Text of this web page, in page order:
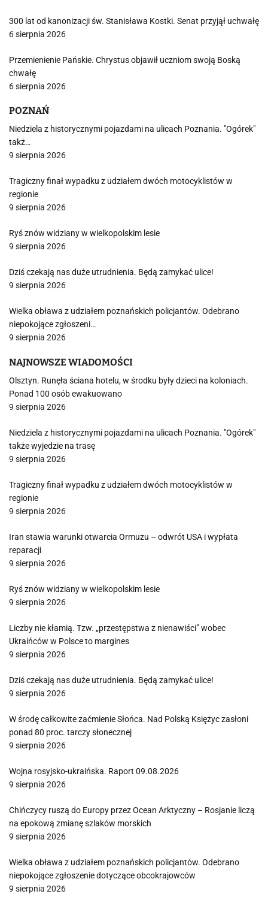
300 lat od kanonizacji św. Stanisława Kostki. Senat przyjął uchwałę
6 sierpnia 2026
Przemienienie Pańskie. Chrystus objawił uczniom swoją Boską
chwałę
6 sierpnia 2026
POZNAŃ
Niedziela z historycznymi pojazdami na ulicach Poznania. "Ogórek"
takż…
9 sierpnia 2026
Tragiczny finał wypadku z udziałem dwóch motocyklistów w
regionie
9 sierpnia 2026
Ryś znów widziany w wielkopolskim lesie
9 sierpnia 2026
Dziś czekają nas duże utrudnienia. Będą zamykać ulice!
9 sierpnia 2026
Wielka obława z udziałem poznańskich policjantów. Odebrano
niepokojące zgłoszeni…
9 sierpnia 2026
NAJNOWSZE WIADOMOŚCI
Olsztyn. Runęła ściana hotelu, w środku były dzieci na koloniach.
Ponad 100 osób ewakuowano
9 sierpnia 2026
Niedziela z historycznymi pojazdami na ulicach Poznania. "Ogórek"
także wyjedzie na trasę
9 sierpnia 2026
Tragiczny finał wypadku z udziałem dwóch motocyklistów w
regionie
9 sierpnia 2026
Iran stawia warunki otwarcia Ormuzu – odwrót USA i wypłata
reparacji
9 sierpnia 2026
Ryś znów widziany w wielkopolskim lesie
9 sierpnia 2026
Liczby nie kłamią. Tzw. „przestępstwa z nienawiści” wobec
Ukraińców w Polsce to margines
9 sierpnia 2026
Dziś czekają nas duże utrudnienia. Będą zamykać ulice!
9 sierpnia 2026
W środę całkowite zaćmienie Słońca. Nad Polską Księżyc zasłoni
ponad 80 proc. tarczy słonecznej
9 sierpnia 2026
Wojna rosyjsko-ukraińska. Raport 09.08.2026
9 sierpnia 2026
Chińczycy ruszą do Europy przez Ocean Arktyczny – Rosjanie liczą
na epokową zmianę szlaków morskich
9 sierpnia 2026
Wielka obława z udziałem poznańskich policjantów. Odebrano
niepokojące zgłoszenie dotyczące obcokrajowców
9 sierpnia 2026